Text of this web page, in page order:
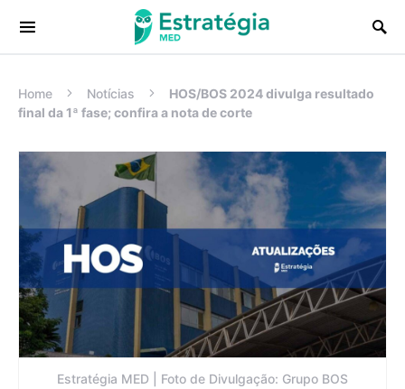
Procurar:
Home Notícias
HOS/BOS 2024 divulga resultado
final da 1ª fase; confira a nota de corte
Estratégia MED | Foto de Divulgação: Grupo BOS